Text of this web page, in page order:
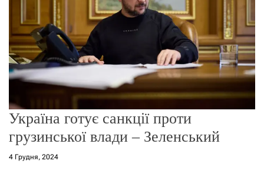
Україна готує санкції проти
грузинської влади – Зеленський
4 Грудня, 2024